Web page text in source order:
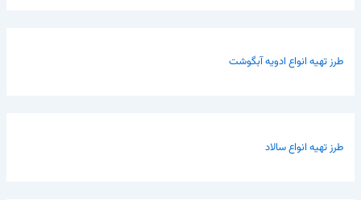
طرز تهیه انواع ادویه آبگوشت
طرز تهیه انواع سالاد